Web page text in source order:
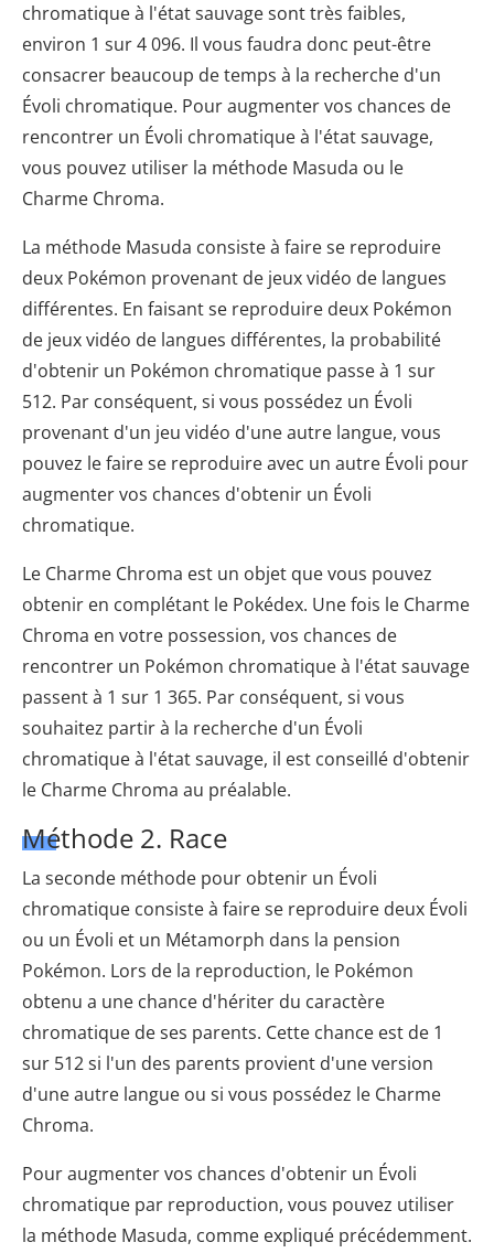
chromatique à l'état sauvage sont très faibles,
environ 1 sur 4 096. Il vous faudra donc peut-être
consacrer beaucoup de temps à la recherche d'un
Évoli chromatique. Pour augmenter vos chances de
rencontrer un Évoli chromatique à l'état sauvage,
vous pouvez utiliser la méthode Masuda ou le
Charme Chroma.
La méthode Masuda consiste à faire se reproduire
deux Pokémon provenant de jeux vidéo de langues
différentes. En faisant se reproduire deux Pokémon
de jeux vidéo de langues différentes, la probabilité
d'obtenir un Pokémon chromatique passe à 1 sur
512. Par conséquent, si vous possédez un Évoli
provenant d'un jeu vidéo d'une autre langue, vous
pouvez le faire se reproduire avec un autre Évoli pour
augmenter vos chances d'obtenir un Évoli
chromatique.
Le Charme Chroma est un objet que vous pouvez
obtenir en complétant le Pokédex. Une fois le Charme
Chroma en votre possession, vos chances de
rencontrer un Pokémon chromatique à l'état sauvage
passent à 1 sur 1 365. Par conséquent, si vous
souhaitez partir à la recherche d'un Évoli
chromatique à l'état sauvage, il est conseillé d'obtenir
le Charme Chroma au préalable.
Méthode 2. Race
La seconde méthode pour obtenir un Évoli
chromatique consiste à faire se reproduire deux Évoli
ou un Évoli et un Métamorph dans la pension
Pokémon. Lors de la reproduction, le Pokémon
obtenu a une chance d'hériter du caractère
chromatique de ses parents. Cette chance est de 1
sur 512 si l'un des parents provient d'une version
d'une autre langue ou si vous possédez le Charme
Chroma.
Pour augmenter vos chances d'obtenir un Évoli
chromatique par reproduction, vous pouvez utiliser
la méthode Masuda, comme expliqué précédemment.